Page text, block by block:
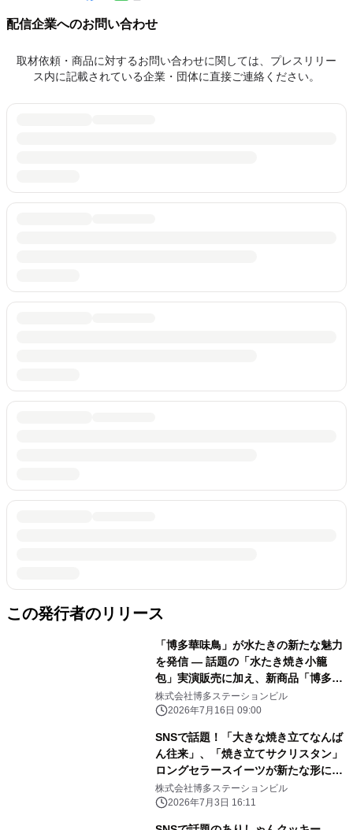
配信企業へのお問い合わせ
取材依頼・商品に対するお問い合わせに関しては、プレスリリー
ス内に記載されている企業・団体に直接ご連絡ください。
この発行者のリリース
「博多華味鳥」が水たきの新たな魅力
を発信 ― 話題の「水たき焼き小籠
包」実演販売に加え、新商品「博多鶏
だしちゃんぽん」を博多エキナカマイ
ングで7/16（木）より先行限定販売
株式会社博多ステーションビル
2026年7月16日 09:00
SNSで話題！「大きな焼き立てなんば
ん往来」、「焼き立てサクリスタン」
ロングセラースイーツが新たな形に！
博多エキナカマイング限定で登場！
株式会社博多ステーションビル
2026年7月3日 16:11